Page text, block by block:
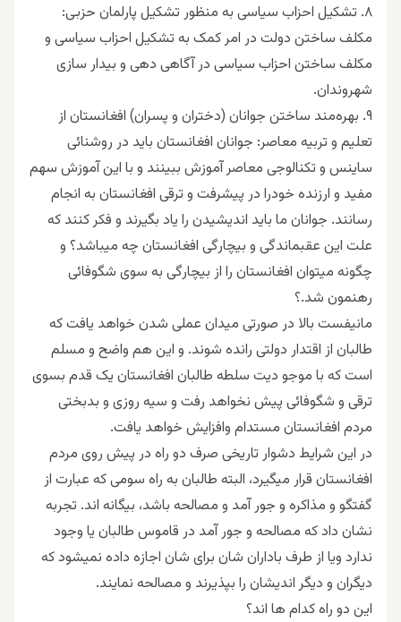
۸. تشکیل احزاب سیاسی به منظور تشکیل پارلمان حزبی:
مکلف ساختن دولت در امر کمک به تشکیل احزاب سیاسی و
مکلف ساختن احزاب سیاسی در آگاهی دهی و بیدار سازی
شهروندان.
۹. بهره‌مند ساختن جوانان (دختران و پسران) افغانستان از
تعلیم و تربیه معاصر: جوانان افغانستان باید در روشنائی
ساینس و تکنالوجی معاصر آموزش ببینند و با این آموزش سهم
مفید و ارزنده خودرا در پیشرفت و ترقی افغانستان به انجام
رسانند. جوانان ما باید اندیشیدن را یاد بگیرند و فکر کنند که
علت این عقبماندگی و بیچارگی افغانستان چه میباشد؟ و
چگونه میتوان افغانستان را از بیچارگی به سوی شگوفائی
رهنمون شد.؟
مانیفست بالا در صورتی میدان عملی شدن خواهد یافت که
طالبان از اقتدار دولتی رانده شوند. و این هم واضح و مسلم
است که با موجو دیت سلطه طالبان افغانستان یک قدم بسوی
ترقی و شگوفائی پیش نخواهد رفت و سیه روزی و بدبختی
مردم افغانستان مستدام وافزایش خواهد یافت.
در این شرایط دشوار تاریخی صرف دو راه در پیش روی مردم
افغانستان قرار میگیرد، البته طالبان به راه سومی که عبارت از
گفتگو و مذاکره و جور آمد و مصالحه باشد، بیگانه اند. تجربه
نشان داد که مصالحه و جور آمد در قاموس طالبان یا وجود
ندارد ویا از طرف باداران شان برای شان اجازه داده نمیشود که
دیگران و دیگر اندیشان را بپذیرند و مصالحه نمایند.
این دو راه کدام ها اند؟